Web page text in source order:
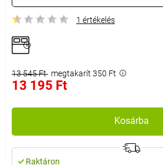
1 értékelés
13 545 Ft megtakarít 350 Ft
13 195 Ft
Kosárba
Raktáron